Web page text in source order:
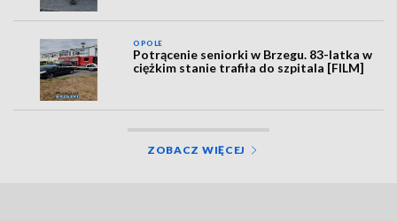
OPOLE
Potrącenie seniorki w Brzegu. 83-latka w
ciężkim stanie trafiła do szpitala [FILM]
ZOBACZ WIĘCEJ